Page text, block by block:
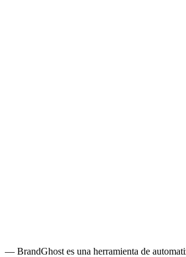
— BrandGhost es una herramienta de